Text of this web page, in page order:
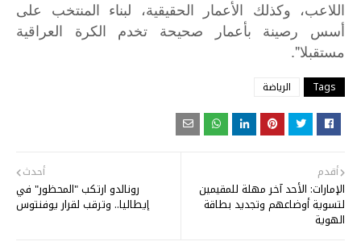
اللاعب،
وكذلك الأعمار الحقيقية، لبناء المنتخب
على
أسس
رصينة بأعمار صحيحة تخدم الكرة
العراقية
مستقبلا".
Tags الرياضة
أحدث
رونالدو ارتكب "المحظور" في
إيطاليا.. وترقب لقرار يوفنتوس
أقدم
الإمارات: الأحد آخر مهلة للمقيمين
لتسوية أوضاعهم وتجديد بطاقة
الهوية